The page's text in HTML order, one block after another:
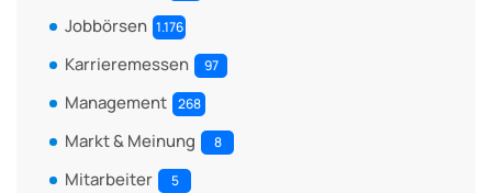
Jobbörsen 1.176
Karrieremessen 97
Management 268
Markt & Meinung 8
Mitarbeiter 5